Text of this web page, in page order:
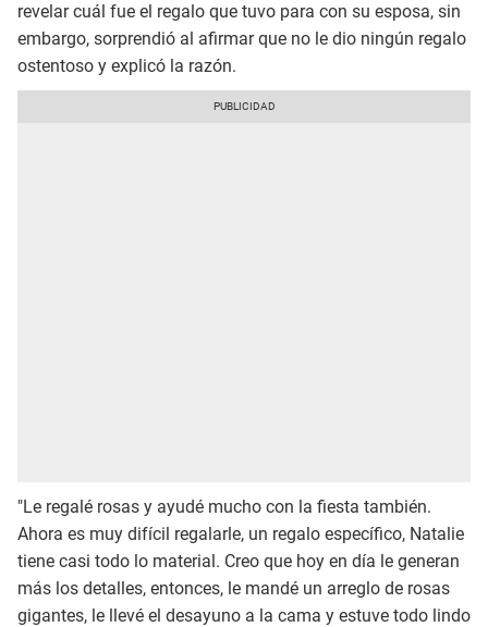
revelar cuál fue el regalo que tuvo para con su esposa, sin
embargo, sorprendió al afirmar que no le dio ningún regalo
ostentoso y explicó la razón.
"Le regalé rosas y ayudé mucho con la fiesta también.
Ahora es muy difícil regalarle, un regalo específico, Natalie
tiene casi todo lo material. Creo que hoy en día le generan
más los detalles, entonces, le mandé un arreglo de rosas
gigantes, le llevé el desayuno a la cama y estuve todo lindo